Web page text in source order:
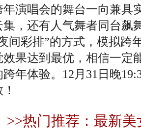
唱会的舞台一向兼具
，还有人气舞者同台飙
间彩排”的方式，模拟跨
果达到最优，相信一定
年体验。12月31日晚
>>热门推荐：最新美